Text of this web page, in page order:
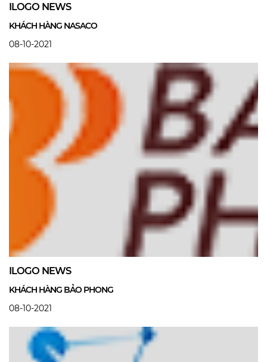
ILOGO NEWS
KHÁCH HÀNG NASACO
08-10-2021
ILOGO NEWS
KHÁCH HÀNG BẢO PHONG
08-10-2021